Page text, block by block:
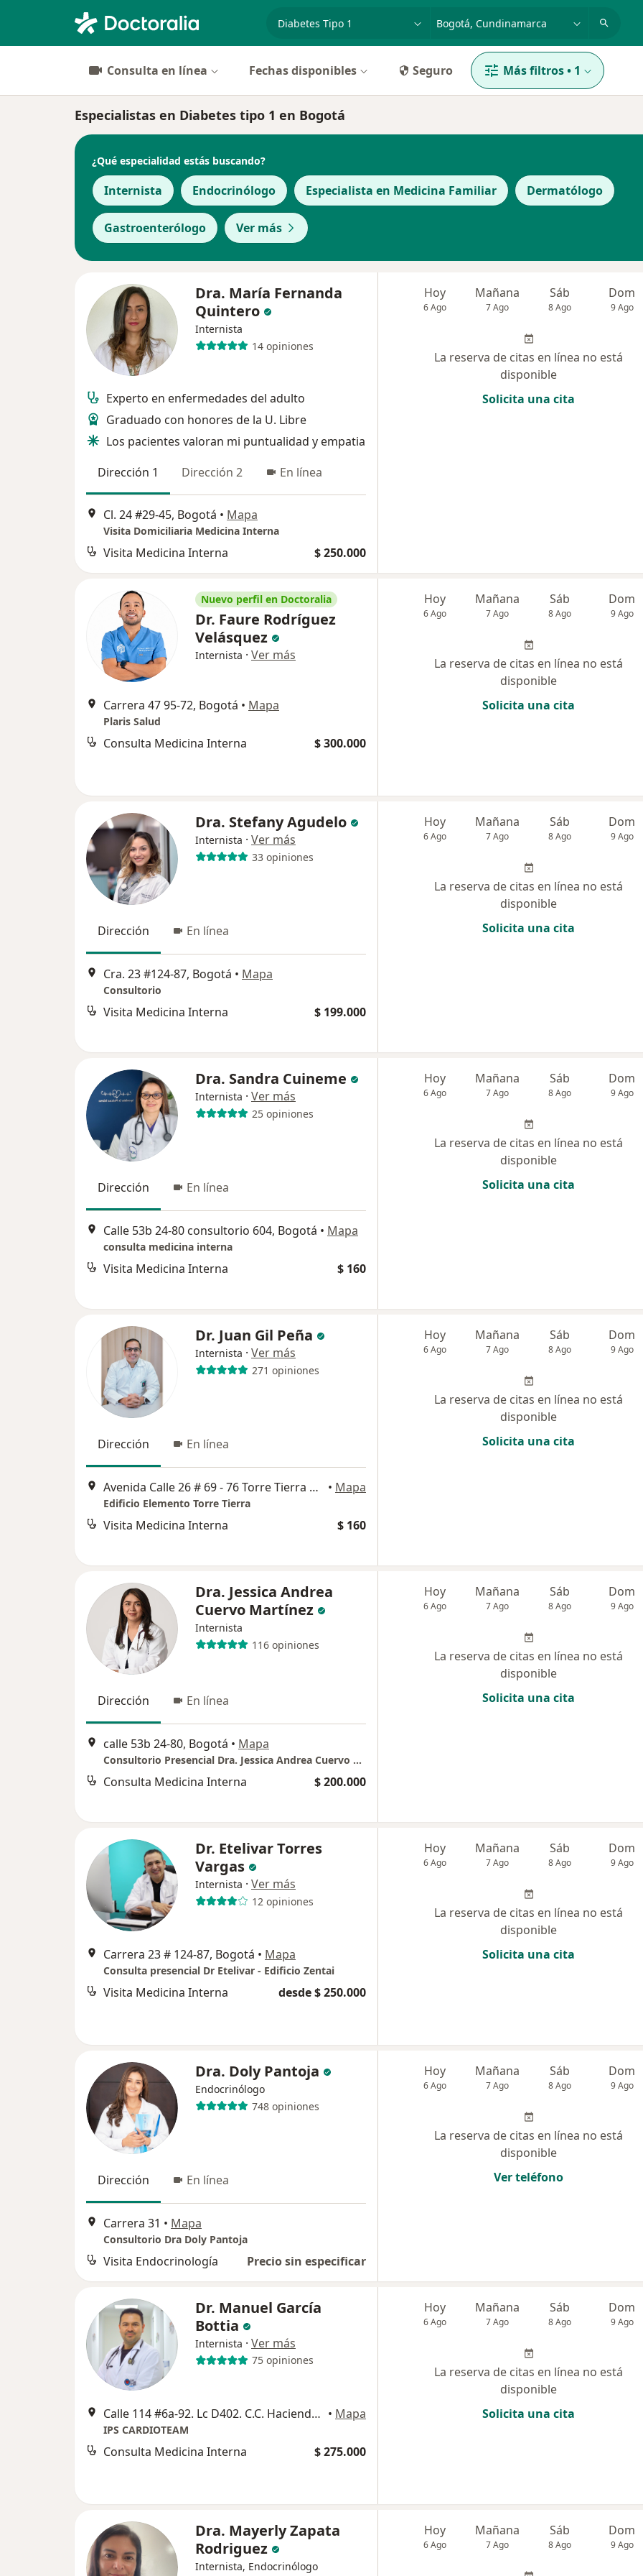
especialidad, enfermedad o nombre
p. ej. Bogotá
Consulta en línea Fechas disponibles Seguro Más filtros• 1
Especialistas en Diabetes tipo 1 en Bogotá
¿Qué especialidad estás buscando?
Internista Endocrinólogo Especialista en Medicina Familiar Dermatólogo
Gastroenterólogo Ver más
Dra. María Fernanda
Quintero
Internista
14 opiniones
Experto en enfermedades del adulto
Graduado con honores de la U. Libre
Los pacientes valoran mi puntualidad y empatia
Dirección 1
Dirección 2 En línea
Cl. 24 #29-45, Bogotá • Mapa
Visita Domiciliaria Medicina Interna
Visita Medicina Interna $ 250.000
Hoy
6 Ago
Mañana
7 Ago
Sáb
8 Ago
Dom
9 Ago
La reserva de citas en línea no está
disponible
Solicita una cita
Nuevo perfil en Doctoralia
Dr. Faure Rodríguez
Velásquez
Internista · Ver más
Carrera 47 95-72, Bogotá • Mapa
Plaris Salud
Consulta Medicina Interna $ 300.000
Hoy
6 Ago
Mañana
7 Ago
Sáb
8 Ago
Dom
9 Ago
La reserva de citas en línea no está
disponible
Solicita una cita
Dra. Stefany Agudelo
Internista · Ver más
33 opiniones
Dirección En línea
Cra. 23 #124-87, Bogotá • Mapa
Consultorio
Visita Medicina Interna $ 199.000
Hoy
6 Ago
Mañana
7 Ago
Sáb
8 Ago
Dom
9 Ago
La reserva de citas en línea no está
disponible
Solicita una cita
Dra. Sandra Cuineme
Internista · Ver más
25 opiniones
Dirección En línea
Calle 53b 24-80 consultorio 604, Bogotá • Mapa
consulta medicina interna
Visita Medicina Interna $ 160
Hoy
6 Ago
Mañana
7 Ago
Sáb
8 Ago
Dom
9 Ago
La reserva de citas en línea no está
disponible
Solicita una cita
Dr. Juan Gil Peña
Internista · Ver más
271 opiniones
Dirección En línea
Avenida Calle 26 # 69 - 76 Torre Tierra Consultorio 1104, Bogotá • Mapa
Edificio Elemento Torre Tierra
Visita Medicina Interna $ 160
Hoy
6 Ago
Mañana
7 Ago
Sáb
8 Ago
Dom
9 Ago
La reserva de citas en línea no está
disponible
Solicita una cita
Dra. Jessica Andrea
Cuervo Martínez
Internista
116 opiniones
Dirección En línea
calle 53b 24-80, Bogotá • Mapa
Consultorio Presencial Dra. Jessica Andrea Cuervo Martínez
Consulta Medicina Interna $ 200.000
Hoy
6 Ago
Mañana
7 Ago
Sáb
8 Ago
Dom
9 Ago
La reserva de citas en línea no está
disponible
Solicita una cita
Dr. Etelivar Torres
Vargas
Internista · Ver más
12 opiniones
Carrera 23 # 124-87, Bogotá • Mapa
Consulta presencial Dr Etelivar - Edificio Zentai
Visita Medicina Interna desde $ 250.000
Hoy
6 Ago
Mañana
7 Ago
Sáb
8 Ago
Dom
9 Ago
La reserva de citas en línea no está
disponible
Solicita una cita
Dra. Doly Pantoja
Endocrinólogo
748 opiniones
Dirección En línea
Carrera 31 • Mapa
Consultorio Dra Doly Pantoja
Visita Endocrinología Precio sin especificar
Hoy
6 Ago
Mañana
7 Ago
Sáb
8 Ago
Dom
9 Ago
La reserva de citas en línea no está
disponible
Ver teléfono
Dr. Manuel García
Bottia
Internista · Ver más
75 opiniones
Calle 114 #6a-92. Lc D402. C.C. Hacienda Santa Barbara, Bogotá • Mapa
IPS CARDIOTEAM
Consulta Medicina Interna $ 275.000
Hoy
6 Ago
Mañana
7 Ago
Sáb
8 Ago
Dom
9 Ago
La reserva de citas en línea no está
disponible
Solicita una cita
Dra. Mayerly Zapata
Rodriguez
Internista, Endocrinólogo
Hoy
6 Ago
Mañana
7 Ago
Sáb
8 Ago
Dom
9 Ago